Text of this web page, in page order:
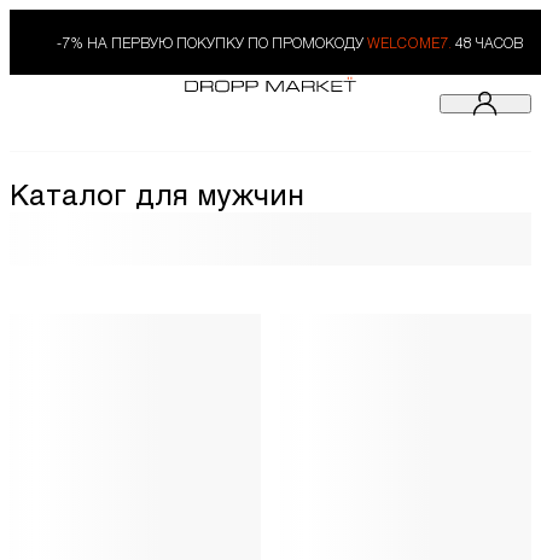
-7% НА ПЕРВУЮ ПОКУПКУ ПО ПРОМОКОДУ WELCOME7. 48 ЧАСОВ
Каталог для мужчин